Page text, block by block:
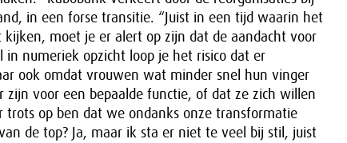
in een forse transitie. “Juist in een tijd waarin het
moet je er alert op zijn dat de aandacht voor
numeriek opzicht loop je het risico dat er
ook omdat vrouwen wat minder snel hun vinger
zijn voor een bepaalde functie, of dat ze zich willen
op ben dat we ondanks onze transformatie
de top? Ja, maar ik sta er niet te veel bij stil, juist